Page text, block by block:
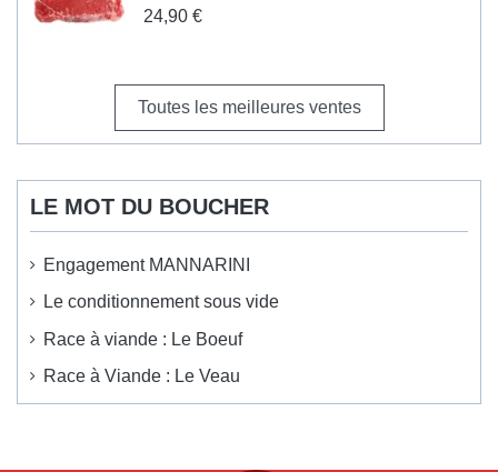
24,90 €
Toutes les meilleures ventes
LE MOT DU BOUCHER
Engagement MANNARINI
Le conditionnement sous vide
Race à viande : Le Boeuf
Race à Viande : Le Veau